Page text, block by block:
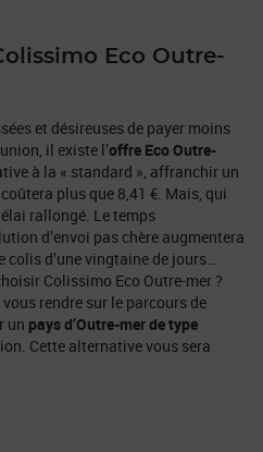
Eco Outre-
et désireuses de payer moins
il existe l’offre Eco Outre-
à la « standard », affranchir un
plus que 8,41 €. Mais, qui
rallongé. Le temps
d’envoi pas chère augmentera
d’une vingtaine de jours…
Colissimo Eco Outre-mer ?
rendre sur le parcours de
un pays d’Outre-mer de type
Cette alternative vous sera